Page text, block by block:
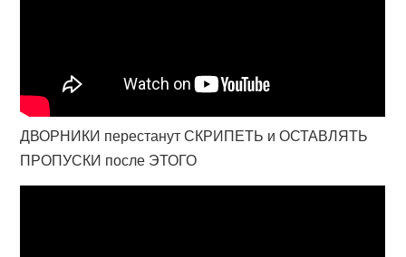
ДВОРНИКИ перестанут СКРИПЕТЬ и ОСТАВЛЯТЬ
ПРОПУСКИ после ЭТОГО